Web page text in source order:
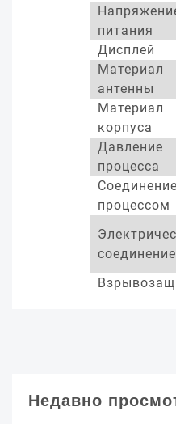
питания
Дисплей
Материал
антенны
Материал
корпуса
Давление
процесса
процессом
соединение
Недавно